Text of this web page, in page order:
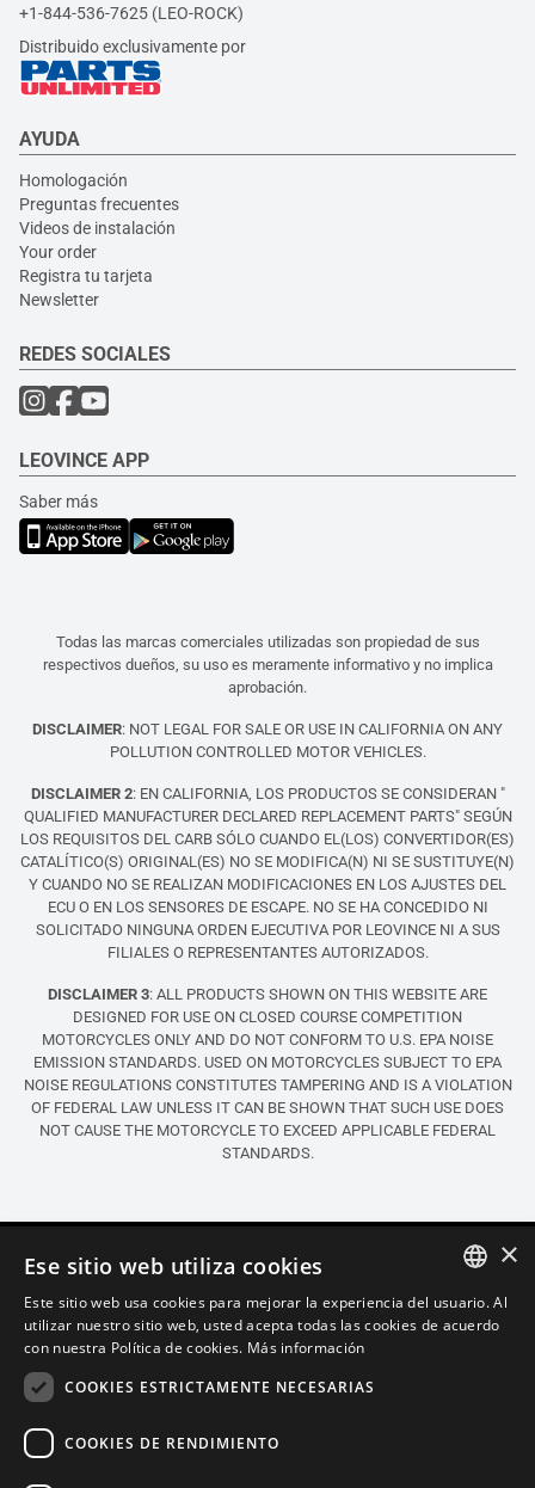
+1-844-536-7625 (LEO-ROCK)
Distribuido exclusivamente por
AYUDA
Homologación
Preguntas frecuentes
Videos de instalación
Your order
Registra tu tarjeta
Newsletter
REDES SOCIALES
LEOVINCE APP
Saber más
Todas las marcas comerciales utilizadas son propiedad de sus
respectivos dueños, su uso es meramente informativo y no implica
aprobación.
DISCLAIMER: NOT LEGAL FOR SALE OR USE IN CALIFORNIA ON ANY
POLLUTION CONTROLLED MOTOR VEHICLES.
DISCLAIMER 2: EN CALIFORNIA, LOS PRODUCTOS SE CONSIDERAN "
QUALIFIED MANUFACTURER DECLARED REPLACEMENT PARTS" SEGÚN
LOS REQUISITOS DEL CARB SÓLO CUANDO EL(LOS) CONVERTIDOR(ES)
CATALÍTICO(S) ORIGINAL(ES) NO SE MODIFICA(N) NI SE SUSTITUYE(N)
Y CUANDO NO SE REALIZAN MODIFICACIONES EN LOS AJUSTES DEL
ECU O EN LOS SENSORES DE ESCAPE. NO SE HA CONCEDIDO NI
SOLICITADO NINGUNA ORDEN EJECUTIVA POR LEOVINCE NI A SUS
FILIALES O REPRESENTANTES AUTORIZADOS.
DISCLAIMER 3: ALL PRODUCTS SHOWN ON THIS WEBSITE ARE
DESIGNED FOR USE ON CLOSED COURSE COMPETITION
MOTORCYCLES ONLY AND DO NOT CONFORM TO U.S. EPA NOISE
EMISSION STANDARDS. USED ON MOTORCYCLES SUBJECT TO EPA
NOISE REGULATIONS CONSTITUTES TAMPERING AND IS A VIOLATION
OF FEDERAL LAW UNLESS IT CAN BE SHOWN THAT SUCH USE DOES
NOT CAUSE THE MOTORCYCLE TO EXCEED APPLICABLE FEDERAL
STANDARDS.
ITALIAN
×
Ese sitio web utiliza cookies
Este sitio web usa cookies para mejorar la experiencia del usuario. Al
utilizar nuestro sitio web, usted acepta todas las cookies de acuerdo
con nuestra Política de cookies. Más información
COOKIES ESTRICTAMENTE NECESARIAS
COOKIES DE RENDIMIENTO